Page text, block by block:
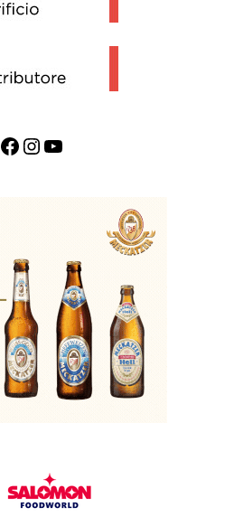
Facebook InstagramYouTube